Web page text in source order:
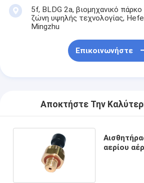
5f, BLDG 2a, βιομηχανικό
ζώνη υψηλής τεχνολογίας,
Mingzhu
Επικοινωνήστε
Αποκτήστε Την
αερίου